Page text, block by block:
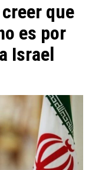
que
es por
Israel